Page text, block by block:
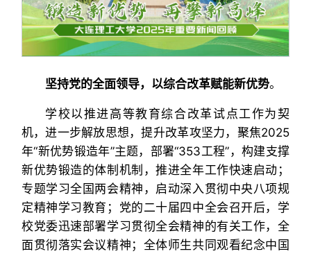
坚持党的全面领导，以综合改革赋能新优势。
学校以推进高等教育综合改革试点工作为契
机，进一步解放思想，提升改革攻坚力，聚焦2025
年“新优势锻造年”主题，部署“353工程”，构建支撑
新优势锻造的体制机制，推进全年工作快速启动；
专题学习全国两会精神，启动深入贯彻中央八项规
定精神学习教育；党的二十届四中全会召开后，学
校党委迅速部署学习贯彻全会精神的有关工作，全
面贯彻落实会议精神；全体师生共同观看纪念中国